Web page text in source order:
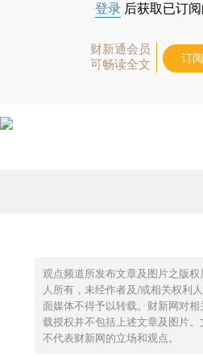
登录 后获取已订
财新通会员
可畅读全文
订
观点频道所发布文章及图片之版
人所有，未经作者及/或相关权利
面媒体不得予以转载。财新网对
载授权并不包括上述文章及图片。
不代表财新网的立场和观点。